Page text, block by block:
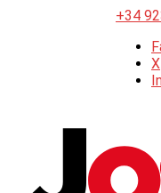
+34
X